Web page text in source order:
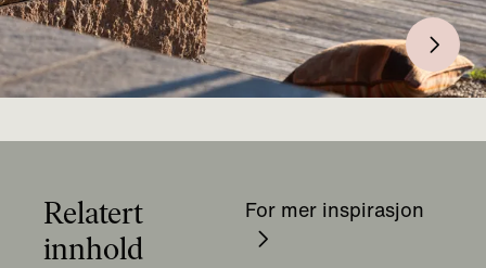
Relatert
innhold
For mer inspirasjon